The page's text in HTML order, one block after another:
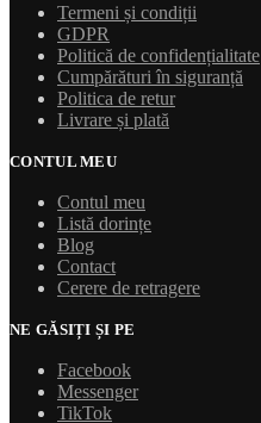
Termeni și condiții
GDPR
Politică de confidențialitate
Cumpărături în siguranță
Politica de retur
Livrare și plată
CONTUL MEU
Contul meu
Listă dorințe
Blog
Contact
Cerere de retragere
NE GĂSIȚI ȘI PE
Facebook
Messenger
TikTok